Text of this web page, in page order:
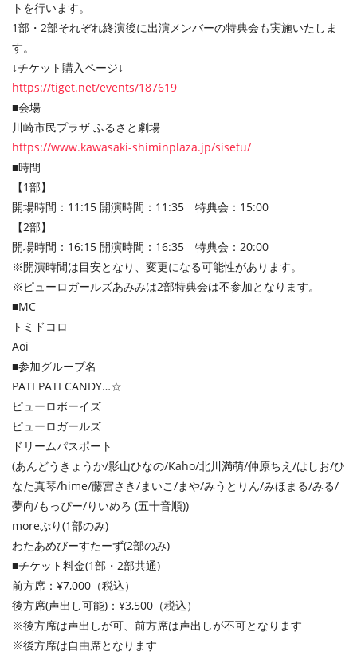
トを行います。
1部・2部それぞれ終演後に出演メンバーの特典会も実施いたしま
す。
↓チケット購入ページ↓
https://tiget.net/events/187619
■会場
川崎市民プラザ ふるさと劇場
https://www.kawasaki-shiminplaza.jp/sisetu/
■時間
【1部】
開場時間：11:15 開演時間：11:35 特典会：15:00
【2部】
開場時間：16:15 開演時間：16:35 特典会：20:00
※開演時間は目安となり、変更になる可能性があります。
※ピューロガールズあみみは2部特典会は不参加となります。
■MC
トミドコロ
Aoi
■参加グループ名
PATI PATI CANDY…☆
ピューロボーイズ
ピューロガールズ
ドリームパスポート
(あんどうきょうか/影山ひなの/Kaho/北川満萌/仲原ちえ/はしお/ひ
なた真琴/hime/藤宮さき/まいこ/まや/みうとりん/みほまる/みる/
夢向/もっぴー/りいめろ (五十音順))
moreぷり(1部のみ)
わたあめびーすたーず(2部のみ)
■チケット料金(1部・2部共通)
前方席：¥7,000（税込）
後方席(声出し可能)：¥3,500（税込）
※後方席は声出しが可、前方席は声出しが不可となります
※後方席は自由席となります